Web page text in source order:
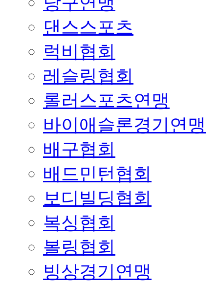
댄스스포츠
럭비협회
레슬링협회
롤러스포츠연맹
바이애슬론경기연맹
배구협회
배드민턴협회
보디빌딩협회
복싱협회
볼링협회
빙상경기연맹